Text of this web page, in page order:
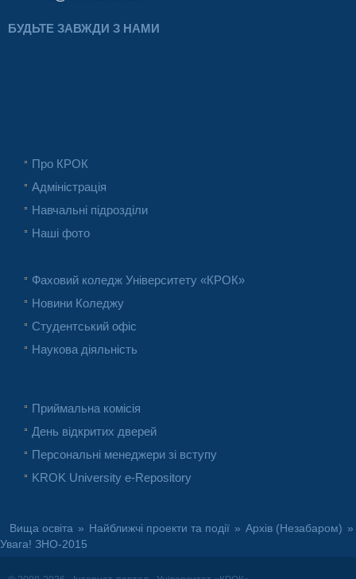
БУДЬТЕ ЗАВЖДИ З НАМИ
Про КРОК
Адміністрація
Навчальні підрозділи
Наші фото
Фаховий коледж Університету «КРОК»
Новини Коледжу
Студентський офіс
Наукова діяльність
Приймальна комісія
День відкритих дверей
Персональні менеджери зі вступу
KROK University e-Repository
Вища освіта » Найближчі проекти та події » Архів (Незабаром) »
Увага! ЗНО-2015